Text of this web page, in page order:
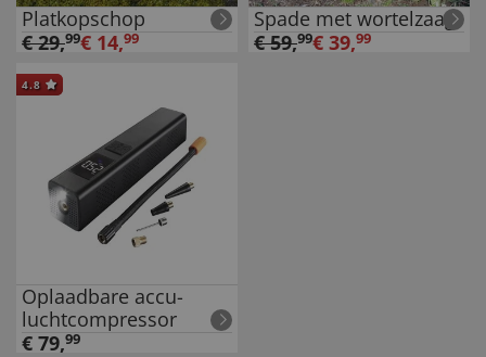
Platkopschop
€29,99€ 14,99
Spade met wortelzaag
€59,99€ 39,99
4.8
Oplaadbare accu-
luchtcompressor
€ 79,99